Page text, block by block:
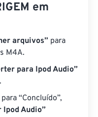
em
arquivos” para
M4A.
para Ipod Audio”
“Concluído”,
Ipod Audio”